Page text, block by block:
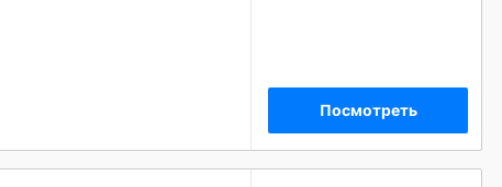
Посмотреть